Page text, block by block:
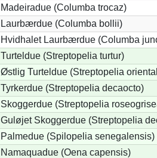
Madeiradue (Columba trocaz)
Laurbærdue (Columba bollii)
Hvidhalet Laurbærdue (Columba
Turteldue (Streptopelia turtur)
Østlig Turteldue (Streptopelia
Tyrkerdue (Streptopelia decaocto)
Skoggerdue (Streptopelia
Guløjet Skoggerdue (Streptopelia
Palmedue (Spilopelia senegalensis)
Namaquadue (Oena capensis)